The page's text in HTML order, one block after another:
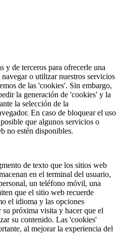
y de terceros para ofrecerle una
o utilizar nuestros servicios
de las 'cookies'. Sin embargo,
la generación de 'cookies' y la
la selección de la
En caso de bloquear el uso
que algunos servicios o
no estén disponibles.
de texto que los sitios web
en el terminal del usuario,
un teléfono móvil, una
que el sitio web recuerde
el idioma y las opciones
próxima visita y hacer que el
su contenido. Las 'cookies'
al mejorar la experiencia del